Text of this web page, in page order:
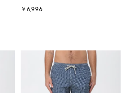
￥6,996